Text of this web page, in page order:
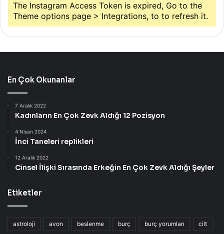
The Instagram Access Token is expired, Go to the
Theme options page > Integrations, to to refresh it.
En Çok Okunanlar
7 Aralık 2022
Kadınların En Çok Zevk Aldığı 12 Pozisyon
4 Nisan 2024
İnci Taneleri replikleri
12 Aralık 2022
Cinsel İlişki Sırasında Erkeğin En Çok Zevk Aldığı Şeyler
Etiketler
astroloji avon beslenme burç burç yorumları cilt